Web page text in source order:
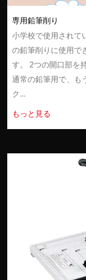
専用鉛筆削り
小学校で使用されて
の鉛筆削りに使用で
す。 2つの開口部を
通常の鉛筆用で、も
ク...
もっと見る